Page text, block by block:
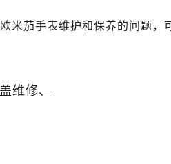
（需提前预约）
米茄手表维护和保养的问题，